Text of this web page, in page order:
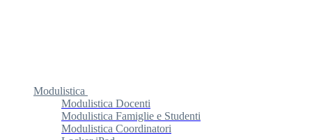
Modulistica
Modulistica Docenti
Modulistica Famiglie e Studenti
Modulistica Coordinatori